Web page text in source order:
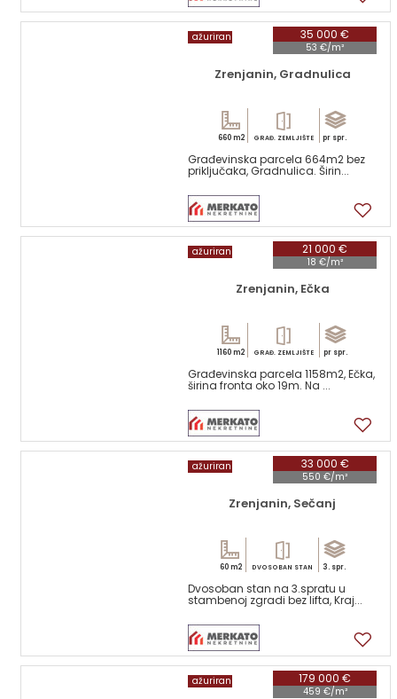
35 000 €
53 €/m²
ažuriran
Zrenjanin, Gradnulica
660 m2 GRAĐ. ZEMLJIŠTE pr spr.
Građevinska parcela 664m2 bez
priključaka, Gradnulica. Širin...
21 000 €
18 €/m²
ažuriran
Zrenjanin, Ečka
1160 m2 GRAĐ. ZEMLJIŠTE pr spr.
Građevinska parcela 1158m2, Ečka,
širina fronta oko 19m. Na ...
33 000 €
550 €/m²
ažuriran
Zrenjanin, Sečanj
60 m2 DVOSOBAN STAN 3. spr.
Dvosoban stan na 3.spratu u
stambenoj zgradi bez lifta, Kraj...
179 000 €
459 €/m²
ažuriran